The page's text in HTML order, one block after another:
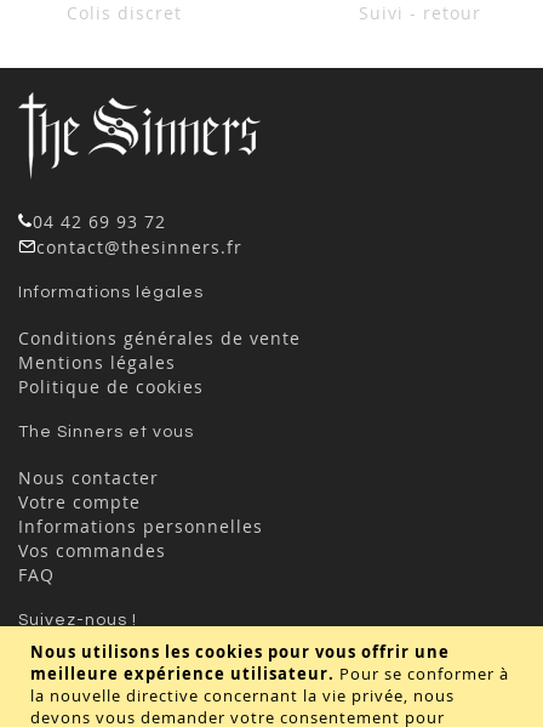
Nous utilisons les cookies pour vous offrir une
meilleure expérience utilisateur. Pour se conformer à
la nouvelle directive concernant la vie privée, nous
devons vous demander votre consentement pour
Colis discret Suivi - retour
04 42 69 93 72
contact@thesinners.fr
Informations légales
Conditions générales de vente
Mentions légales
Politique de cookies
The Sinners et vous
Nous contacter
Votre compte
Informations personnelles
Vos commandes
FAQ
Suivez-nous !